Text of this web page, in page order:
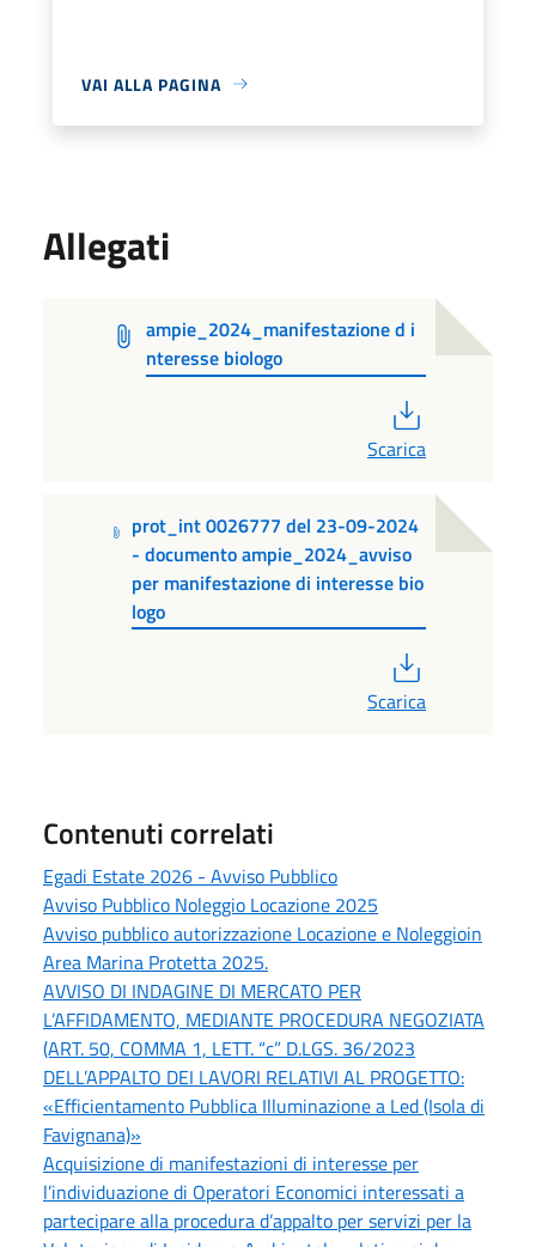
VAI ALLA PAGINA
Allegati
ampie_2024_manifestazione d i
nteresse biologo
Scarica
prot_int 0026777 del 23-09-2024
- documento ampie_2024_avviso
per manifestazione di interesse bio
logo
Scarica
Contenuti correlati
Egadi Estate 2026 - Avviso Pubblico
Avviso Pubblico Noleggio Locazione 2025
Avviso pubblico autorizzazione Locazione e Noleggioin
Area Marina Protetta 2025.
AVVISO DI INDAGINE DI MERCATO PER
L’AFFIDAMENTO, MEDIANTE PROCEDURA NEGOZIATA
(ART. 50, COMMA 1, LETT. “c” D.LGS. 36/2023
DELL’APPALTO DEI LAVORI RELATIVI AL PROGETTO:
«Efficientamento Pubblica Illuminazione a Led (Isola di
Favignana)»
Acquisizione di manifestazioni di interesse per
l’individuazione di Operatori Economici interessati a
partecipare alla procedura d’appalto per servizi per la